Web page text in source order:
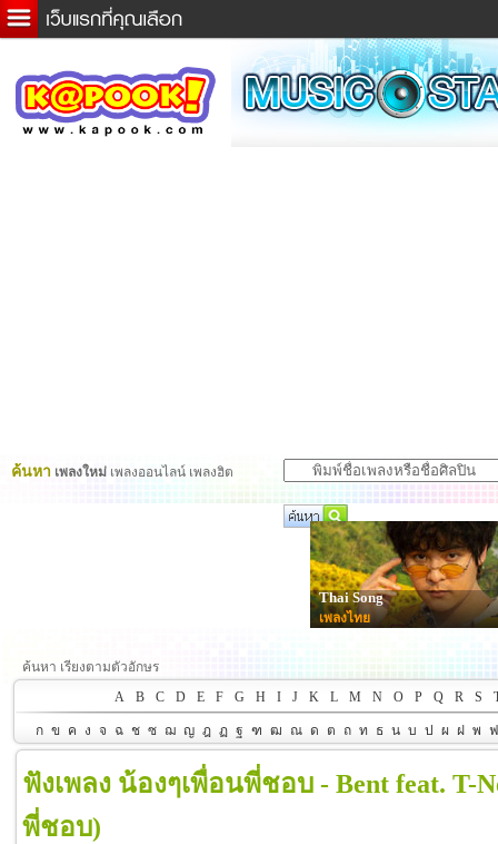
ข่าวด่วน
ละคร
ค้นหา เพลงใหม่ เพลงออนไลน์ เพลงฮิต
Thai Song
เพลงไทย
ค้นหา เรียงตามตัวอักษร
A
B C D E F G H I J K L M N O P Q R S
ก ข ค ง จ ฉ ช ซ ฌ ญ ฎ ฏ ฐ ฑ ฒ ณ ด ต ถ ท ธ น บ ป ผ ฝ พ ฟ
ฟังเพลง น้องๆเพื่อนพี่ชอบ - Bent feat. T-
พี่ชอบ)